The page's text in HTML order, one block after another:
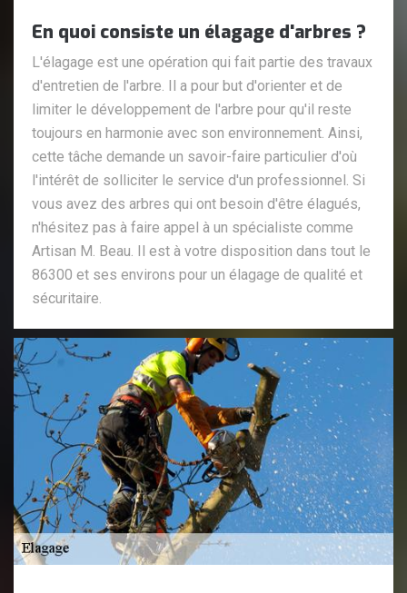
En quoi consiste un élagage d'arbres ?
L'élagage est une opération qui fait partie des travaux
d'entretien de l'arbre. Il a pour but d'orienter et de
limiter le développement de l'arbre pour qu'il reste
toujours en harmonie avec son environnement. Ainsi,
cette tâche demande un savoir-faire particulier d'où
l'intérêt de solliciter le service d'un professionnel. Si
vous avez des arbres qui ont besoin d'être élagués,
n'hésitez pas à faire appel à un spécialiste comme
Artisan M. Beau. Il est à votre disposition dans tout le
86300 et ses environs pour un élagage de qualité et
sécuritaire.